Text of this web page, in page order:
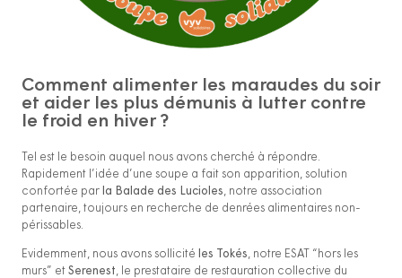
Comment alimenter les maraudes du soir
et aider les plus démunis à lutter contre
le froid en hiver ?
Tel est le besoin auquel nous avons cherché à répondre.
Rapidement l’idée d’une soupe a fait son apparition, solution
confortée par la Balade des Lucioles, notre association
partenaire, toujours en recherche de denrées alimentaires non-
périssables.
Evidemment, nous avons sollicité les Tokés, notre ESAT “hors les
murs” et Serenest, le prestataire de restauration collective du